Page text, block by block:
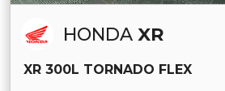
HONDA XR
XR 300L TORNADO FLEX